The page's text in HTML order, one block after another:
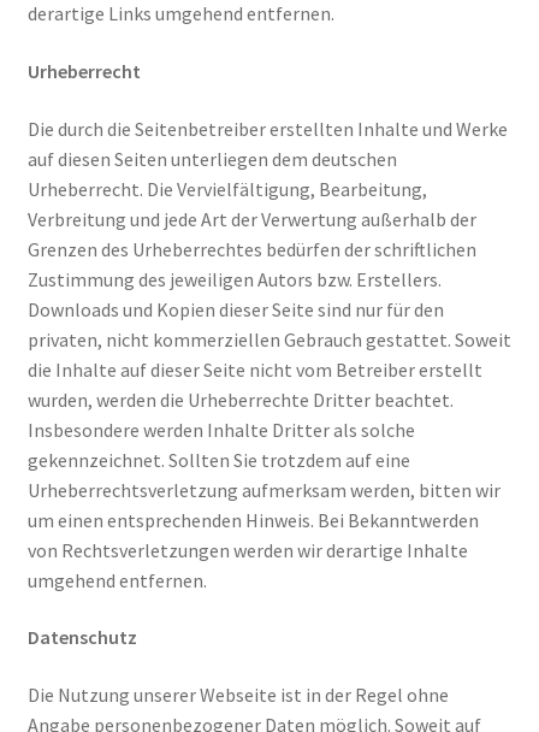
derartige Links umgehend entfernen.
Urheberrecht
Die durch die Seitenbetreiber erstellten Inhalte und Werke
auf diesen Seiten unterliegen dem deutschen
Urheberrecht. Die Vervielfältigung, Bearbeitung,
Verbreitung und jede Art der Verwertung außerhalb der
Grenzen des Urheberrechtes bedürfen der schriftlichen
Zustimmung des jeweiligen Autors bzw. Erstellers.
Downloads und Kopien dieser Seite sind nur für den
privaten, nicht kommerziellen Gebrauch gestattet. Soweit
die Inhalte auf dieser Seite nicht vom Betreiber erstellt
wurden, werden die Urheberrechte Dritter beachtet.
Insbesondere werden Inhalte Dritter als solche
gekennzeichnet. Sollten Sie trotzdem auf eine
Urheberrechtsverletzung aufmerksam werden, bitten wir
um einen entsprechenden Hinweis. Bei Bekanntwerden
von Rechtsverletzungen werden wir derartige Inhalte
umgehend entfernen.
Datenschutz
Die Nutzung unserer Webseite ist in der Regel ohne
Angabe personenbezogener Daten möglich. Soweit auf